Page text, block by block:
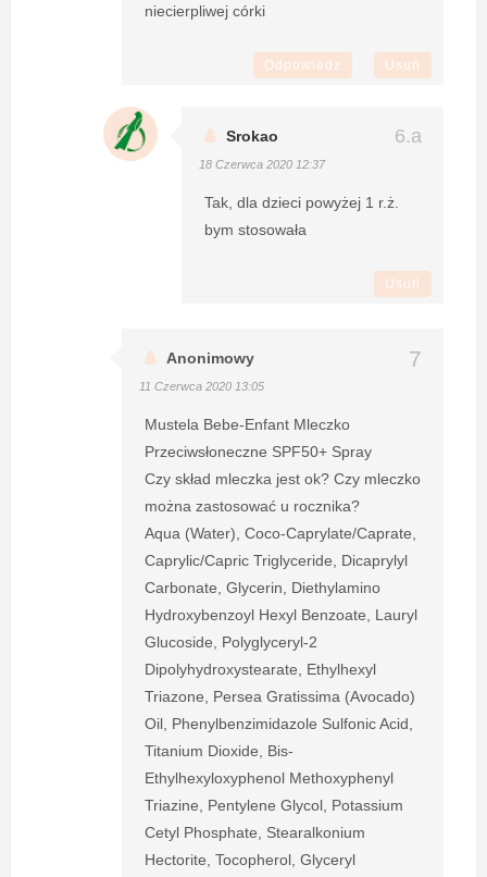
niecierpliwej córki
Odpowiedz Usuń
Srokao
18 Czerwca 2020 12:37
Tak, dla dzieci powyżej 1 r.ż.
bym stosowała
Usuń
Anonimowy
11 Czerwca 2020 13:05
Mustela Bebe-Enfant Mleczko
Przeciwsłoneczne SPF50+ Spray
Czy skład mleczka jest ok? Czy mleczko
można zastosować u rocznika?
Aqua (Water), Coco-Caprylate/Caprate,
Caprylic/Capric Triglyceride, Dicaprylyl
Carbonate, Glycerin, Diethylamino
Hydroxybenzoyl Hexyl Benzoate, Lauryl
Glucoside, Polyglyceryl-2
Dipolyhydroxystearate, Ethylhexyl
Triazone, Persea Gratissima (Avocado)
Oil, Phenylbenzimidazole Sulfonic Acid,
Titanium Dioxide, Bis-
Ethylhexyloxyphenol Methoxyphenyl
Triazine, Pentylene Glycol, Potassium
Cetyl Phosphate, Stearalkonium
Hectorite, Tocopherol, Glyceryl